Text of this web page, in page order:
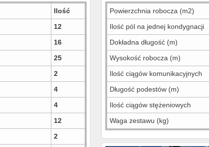
Ilość
12
16
25
2
4
4
12
2
Powierzchnia robocza (m2)
Ilość pól na jednej kondygnacji
Dokładna długość (m)
Wysokość robocza (m)
Ilość ciągów komunikacyjnych
Długość podestów (m)
Ilość ciągów stężeniowych
Waga zestawu (kg)